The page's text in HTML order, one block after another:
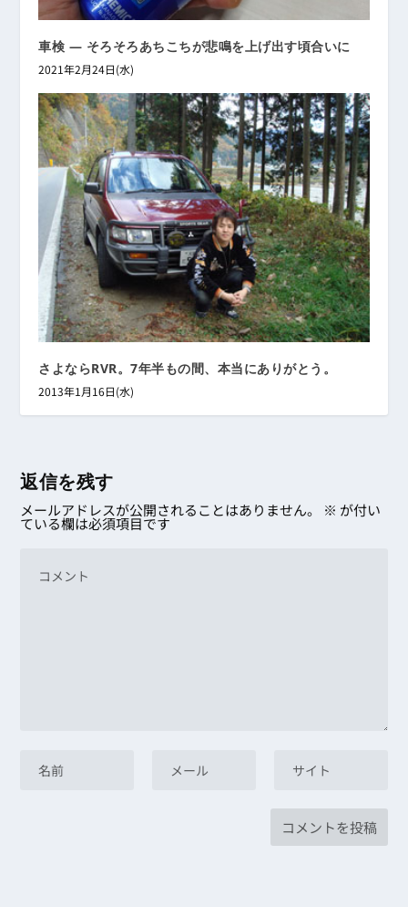
車検 ― そろそろあちこちが悲鳴を上げ出す頃合いに
2021年2月24日(水)
さよならRVR。7年半もの間、本当にありがとう。
2013年1月16日(水)
返信を残す
メールアドレスが公開されることはありません。 ※ が付い
ている欄は必須項目です